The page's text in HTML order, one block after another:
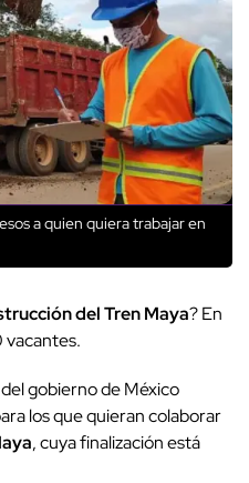
a quien quiera trabajar en
del Tren Maya? En
vacantes.
gobierno de México
los que quieran colaborar
, cuya finalización está